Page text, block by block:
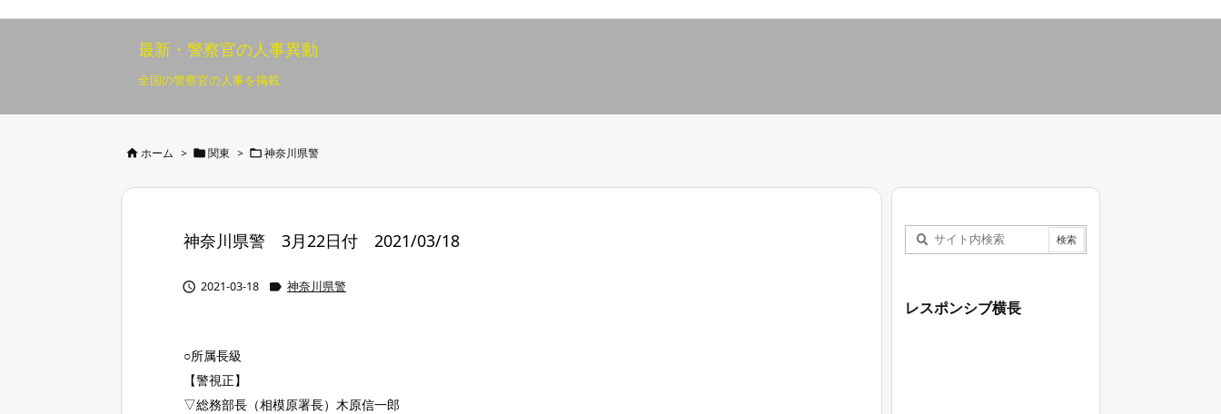
最新・警察官の人事異動
全国の警察官の人事を掲載
 ホーム >  関東 >  神奈川県警
神奈川県警 3月22日付 2021/03/18
 2021-03-18  神奈川県警
○所属長級
【警視正】
▽総務部長（相模原署長）木原信一郎
レスポンシブ横長